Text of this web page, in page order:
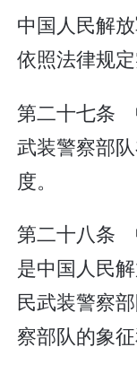
中国人民解
依照法律规定
第二十七条
武装警察部
度。
第二十八条
是中国人民
民武装警察
察部队的象征